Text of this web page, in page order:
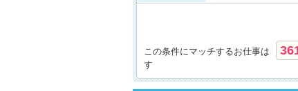
この条件にマッチするお仕事は
す